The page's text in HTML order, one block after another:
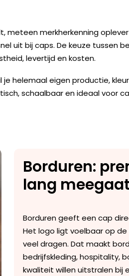
merkherkenning
uit bijcaps. De keuze tussen
levertijd en kosten.
je helemaal eigen productie,
schaalbaar en ideaal voor
Borduren:
lang meegaat
Borduren geeft een cap
Het logo ligt voelbaar op
veel dragen. Dat maakt
bedrijfskleding, hospitality,
kwaliteit willen uitstralen bij